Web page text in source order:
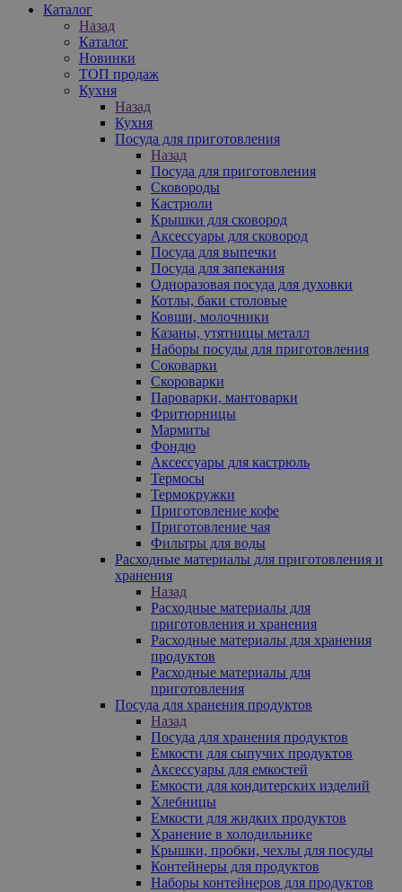
Каталог
Назад
Каталог
Новинки
ТОП продаж
Кухня
Назад
Кухня
Посуда для приготовления
Назад
Посуда для приготовления
Сковороды
Кастрюли
Крышки для сковород
Аксессуары для сковород
Посуда для выпечки
Посуда для запекания
Одноразовая посуда для духовки
Котлы, баки столовые
Ковши, молочники
Казаны, утятницы металл
Наборы посуды для приготовления
Соковарки
Скороварки
Пароварки, мантоварки
Фритюрницы
Мармиты
Фондю
Аксессуары для кастрюль
Термосы
Термокружки
Приготовление кофе
Приготовление чая
Фильтры для воды
Расходные материалы для приготовления и
хранения
Назад
Расходные материалы для
приготовления и хранения
Расходные материалы для хранения
продуктов
Расходные материалы для
приготовления
Посуда для хранения продуктов
Назад
Посуда для хранения продуктов
Емкости для сыпучих продуктов
Аксессуары для емкостей
Емкости для кондитерских изделий
Хлебницы
Емкости для жидких продуктов
Хранение в холодильнике
Крышки, пробки, чехлы для посуды
Контейнеры для продуктов
Наборы контейнеров для продуктов